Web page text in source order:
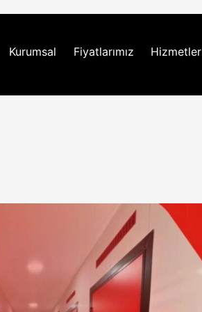
Kurumsal Fiyatlarımız